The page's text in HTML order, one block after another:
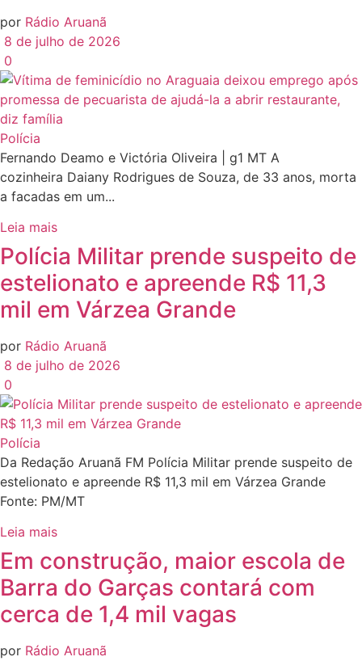
por Rádio Aruanã
8 de julho de 2026
0
Polícia
Fernando Deamo e Victória Oliveira | g1 MT A
cozinheira Daiany Rodrigues de Souza, de 33 anos, morta
a facadas em um...
Leia mais
Polícia Militar prende suspeito de
estelionato e apreende R$ 11,3
mil em Várzea Grande
por Rádio Aruanã
8 de julho de 2026
0
Polícia
Da Redação Aruanã FM Polícia Militar prende suspeito de
estelionato e apreende R$ 11,3 mil em Várzea Grande
Fonte: PM/MT
Leia mais
Em construção, maior escola de
Barra do Garças contará com
cerca de 1,4 mil vagas
por Rádio Aruanã